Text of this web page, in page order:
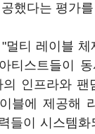
했다는 평가
멀티 레이블
티스트들이
인프라와 팬
블에 제공해
들이 시스템